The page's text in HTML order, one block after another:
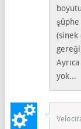
şüphe
(sinek
yok...